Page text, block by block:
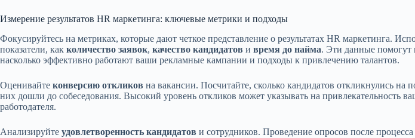
Измерение результатов HR маркетинга: ключевые метрики и подходы
Фокусируйтесь на метриках, которые дают четкое представление о результатах HR маркетинга.
показатели, как количество заявок, качество кандидатов и время до найма. Эти данные помогут
насколько эффективно работают ваши рекламные кампании и подходы к привлечению талантов.
Оценивайте конверсию откликов на вакансии. Посчитайте, сколько кандидатов откликнулись на
них дошли до собеседования. Высокий уровень откликов может указывать на привлекательность
работодателя.
Анализируйте удовлетворенность кандидатов и сотрудников. Проведение опросов после